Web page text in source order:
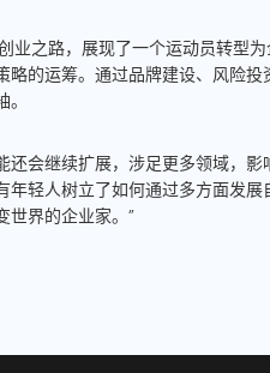
业之路，展现了一个运动员转型
略的运筹。通过品牌建设、风险
还会继续扩展，涉足更多领域，
年轻人树立了如何通过多方面发
世界的企业家。”